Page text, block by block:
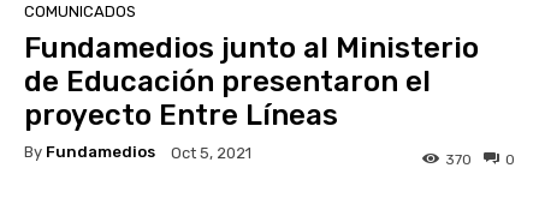
COMUNICADOS
Fundamedios junto al Ministerio
de Educación presentaron el
proyecto Entre Líneas
By Fundamedios Oct 5, 2021 0
370